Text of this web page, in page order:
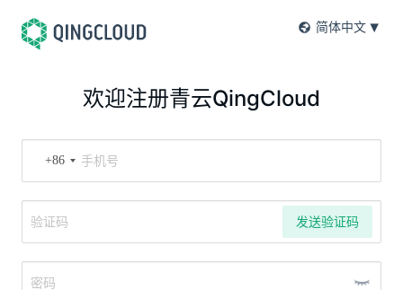
简体中文
欢迎注册青云QingCloud
+86
发送验证码